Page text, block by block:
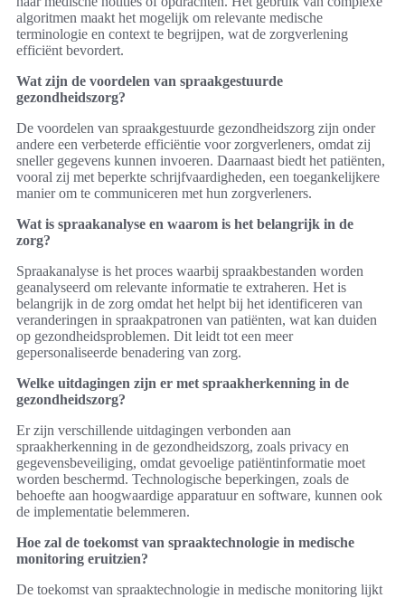
algoritmen maakt het mogelijk om relevante medische
terminologie en context te begrijpen, wat de zorgverlening
efficiënt bevordert.
Wat zijn de voordelen van spraakgestuurde
gezondheidszorg?
De voordelen van spraakgestuurde gezondheidszorg zijn onder
andere een verbeterde efficiëntie voor zorgverleners, omdat zij
sneller gegevens kunnen invoeren. Daarnaast biedt het patiënten,
vooral zij met beperkte schrijfvaardigheden, een toegankelijkere
manier om te communiceren met hun zorgverleners.
Wat is spraakanalyse en waarom is het belangrijk in de
zorg?
Spraakanalyse is het proces waarbij spraakbestanden worden
geanalyseerd om relevante informatie te extraheren. Het is
belangrijk in de zorg omdat het helpt bij het identificeren van
veranderingen in spraakpatronen van patiënten, wat kan duiden
op gezondheidsproblemen. Dit leidt tot een meer
gepersonaliseerde benadering van zorg.
Welke uitdagingen zijn er met spraakherkenning in de
gezondheidszorg?
Er zijn verschillende uitdagingen verbonden aan
spraakherkenning in de gezondheidszorg, zoals privacy en
gegevensbeveiliging, omdat gevoelige patiëntinformatie moet
worden beschermd. Technologische beperkingen, zoals de
behoefte aan hoogwaardige apparatuur en software, kunnen ook
de implementatie belemmeren.
Hoe zal de toekomst van spraaktechnologie in medische
monitoring eruitzien?
De toekomst van spraaktechnologie in medische monitoring lijkt